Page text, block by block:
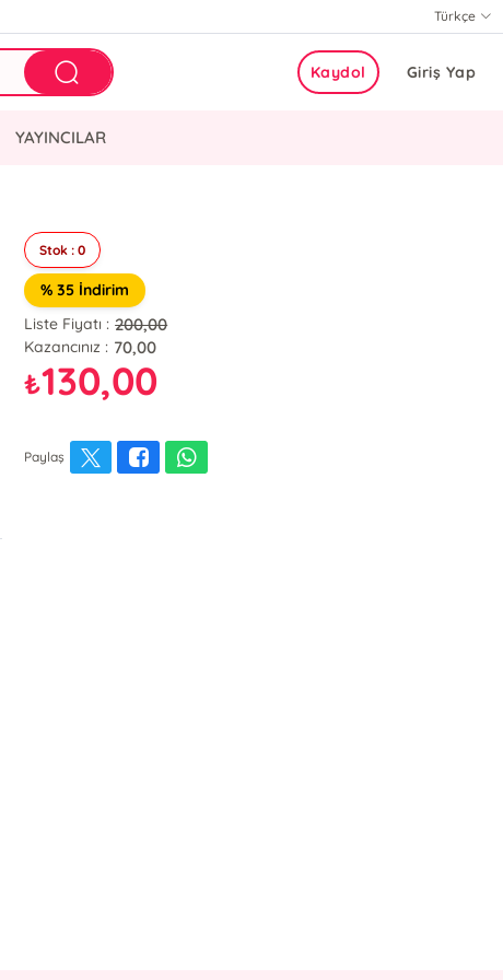
Türkçe
Giriş Yap
Kaydol
YAYINCILAR
Stok : 0
% 35 İndirim
Liste Fiyatı : 200,00
Kazancınız : 70,00
₺130,00
Paylaş